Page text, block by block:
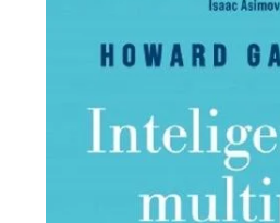
Spiritualitate
Transformare spirituală
Dezvoltare personală